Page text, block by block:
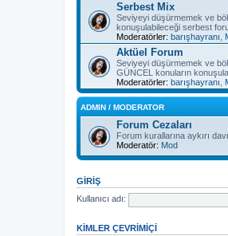
Serbest Mix
Seviyeyi düşürmemek ve
konuşulabileceği serbest
Moderatörler: barışhayranı
Aktüel Forum
Seviyeyi düşürmemek ve
GÜNCEL konuların
Moderatörler: barışhayranı
ADMIN / MODERATOR
Forum Cezaları
Forum kurallarına aykırı
Moderatör: Mod
GIRIŞ
Kullanıcı adı:
KIMLER ÇEVRIMIÇI